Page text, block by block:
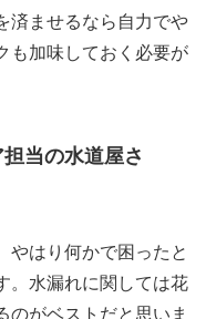
済ませるなら自力でや
も加味しておく必要が
当の水道屋さ
やはり何かで困ったと
。水漏れに関しては花
のがベストだと思いま